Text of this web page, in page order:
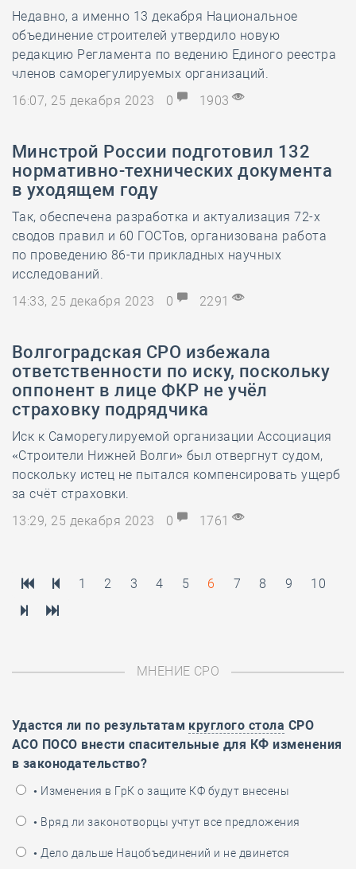
Недавно, а именно 13 декабря Национальное
объединение строителей утвердило новую
редакцию Регламента по ведению Единого реестра
членов саморегулируемых организаций.
16:07, 25 декабря 2023
0 1903
Минстрой России подготовил 132
нормативно-технических документа
в уходящем году
Так, обеспечена разработка и актуализация 72-х
сводов правил и 60 ГОСТов, организована работа
по проведению 86-ти прикладных научных
исследований.
14:33, 25 декабря 2023
0 2291
Волгоградская СРО избежала
ответственности по иску, поскольку
оппонент в лице ФКР не учёл
страховку подрядчика
Иск к Саморегулируемой организации Ассоциация
«Строители Нижней Волги» был отвергнут судом,
поскольку истец не пытался компенсировать ущерб
за счёт страховки.
13:29, 25 декабря 2023
0 1761
1 2 3 4 5 6 7 8 9 10
МНЕНИЕ СРО
Удастся ли по результатам круглого стола СРО
АСО ПОСО внести спасительные для КФ изменения
в законодательство?
• Изменения в ГрК о защите КФ будут внесены
• Вряд ли законотворцы учтут все предложения
• Дело дальше Нацобъединений и не двинется